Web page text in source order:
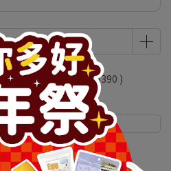
78000 點 (約等於 NT$390 )
規格說明